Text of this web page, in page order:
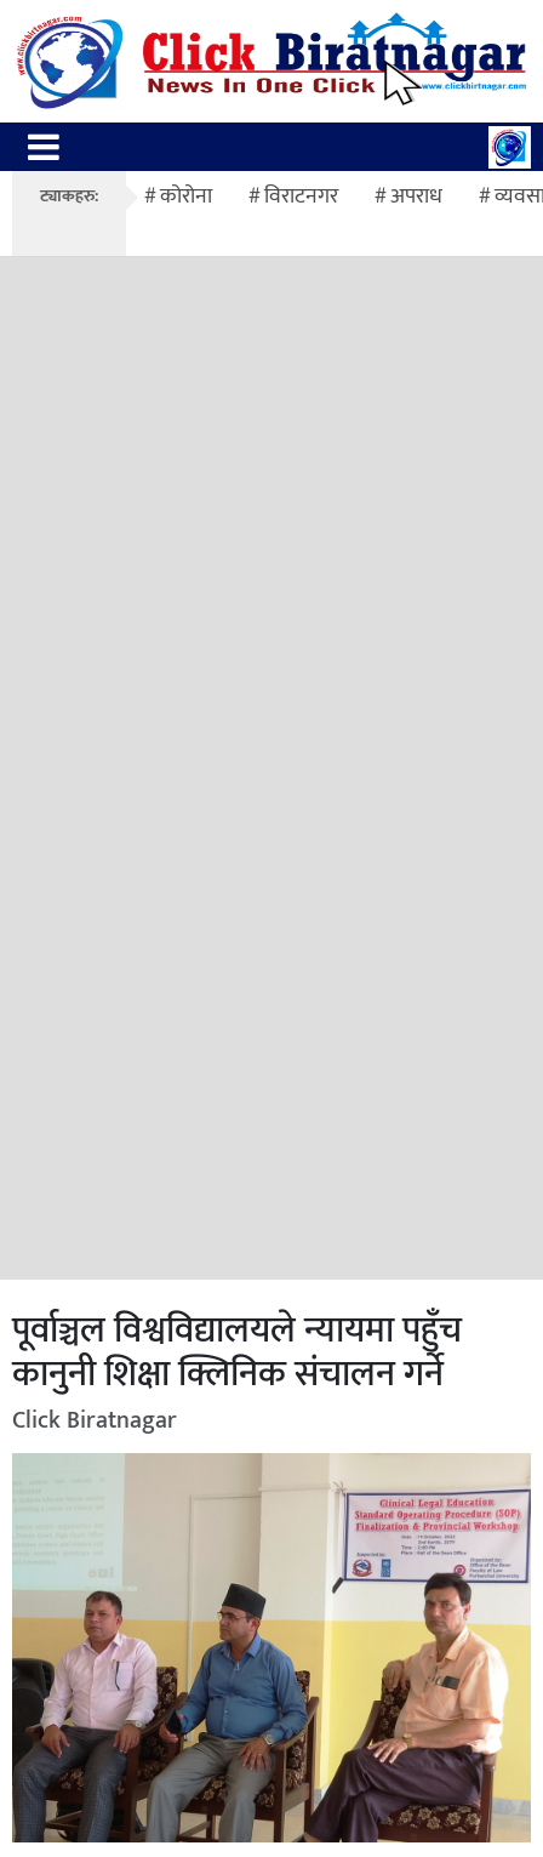
ट्याकहरु: कोरोना विराटनगर अपराध
पूर्वाञ्चल विश्वविद्यालयले न्यायमा पहुँच
कानुनी शिक्षा क्लिनिक संचालन गर्ने
Click Biratnagar